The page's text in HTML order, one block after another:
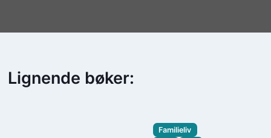
Lignende bøker:
Familieliv